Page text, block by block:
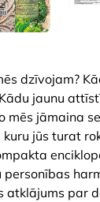
dzīvojam?
jaunu
mēs jāmaina
jūs turat
atklājums par